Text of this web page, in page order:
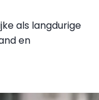
als langdurige
en